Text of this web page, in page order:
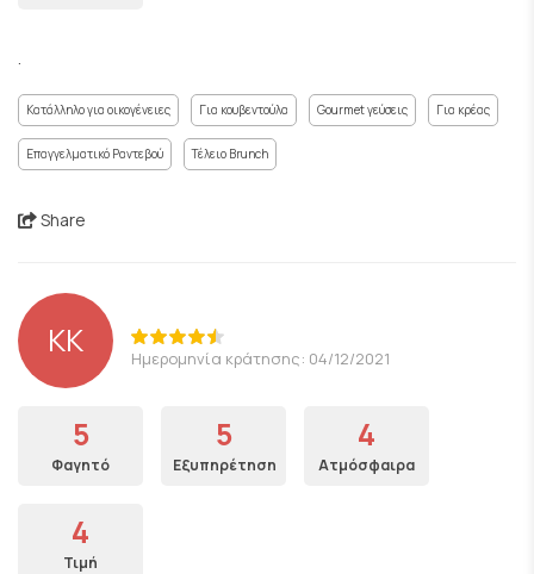
.
Κατάλληλο για οικογένειες Για κουβεντούλα Gourmet γεύσεις Για κρέας
Επαγγελματικό Ραντεβού Τέλειο Brunch
Share
KK Ημερομηνία κράτησης: 04/12/2021
5
Φαγητό
5
Εξυπηρέτηση
4
Ατμόσφαιρα
4
Τιμή